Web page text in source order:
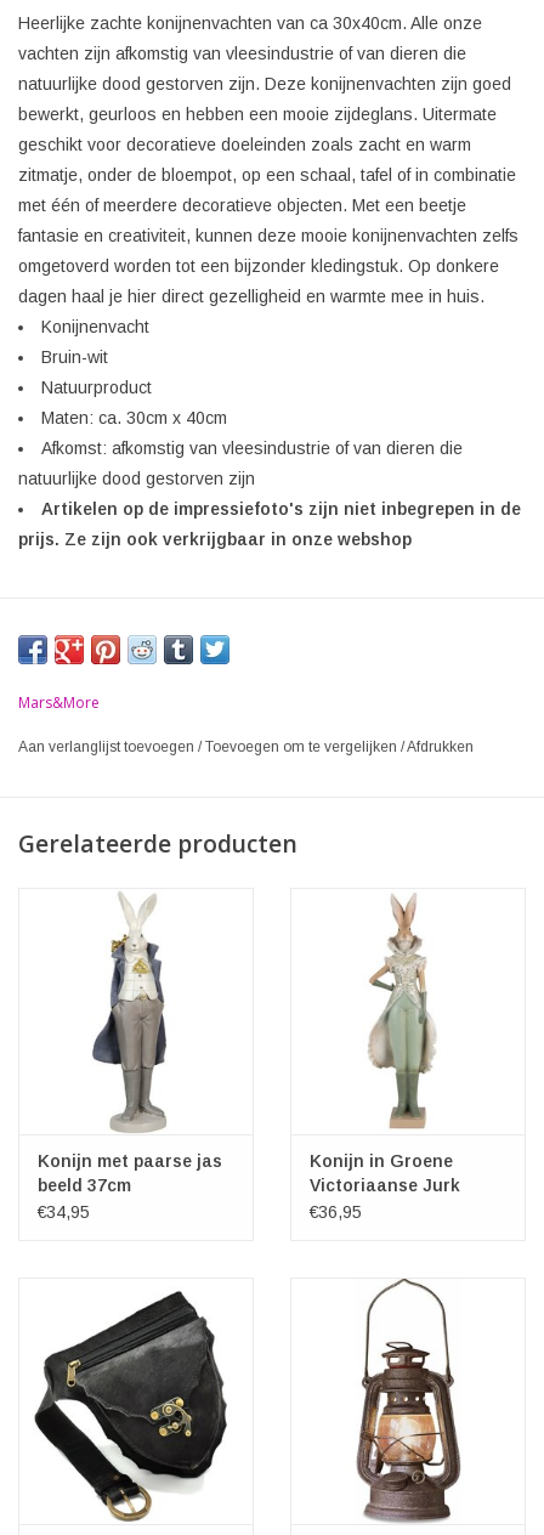
Heerlijke zachte konijnenvachten van ca 30x40cm. Alle onze
vachten zijn afkomstig van vleesindustrie of van dieren die
natuurlijke dood gestorven zijn. Deze konijnenvachten zijn goed
bewerkt, geurloos en hebben een mooie zijdeglans. Uitermate
geschikt voor decoratieve doeleinden zoals zacht en warm
zitmatje, onder de bloempot, op een schaal, tafel of in combinatie
met één of meerdere decoratieve objecten. Met een beetje
fantasie en creativiteit, kunnen deze mooie konijnenvachten zelfs
omgetoverd worden tot een bijzonder kledingstuk. Op donkere
dagen haal je hier direct gezelligheid en warmte mee in huis.
Konijnenvacht
Bruin-wit
Natuurproduct
Maten: ca. 30cm x 40cm
Afkomst: afkomstig van vleesindustrie of van dieren die
natuurlijke dood gestorven zijn
Artikelen op de impressiefoto's zijn niet inbegrepen in de
prijs. Ze zijn ook verkrijgbaar in onze webshop
Mars&More
Aan verlanglijst toevoegen /Toevoegen om te vergelijken /Afdrukken
Gerelateerde producten
Konijn met paarse jas
beeld 37cm
€34,95
Konijn in Groene
Victoriaanse Jurk
44cm
€36,95